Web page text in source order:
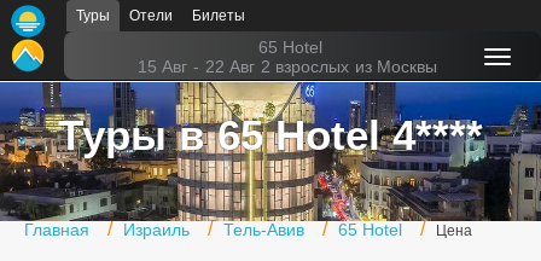
Туры Отели Билеты
65 Hotel
15 Авг - 22 Авг 2 взрослых из Москвы
Туры в 65 Hotel 4****
Главная Израиль Тель-Авив 65 Hotel Цена
Главная
Горящие туры
Туры в Турцию
Туры в Египет